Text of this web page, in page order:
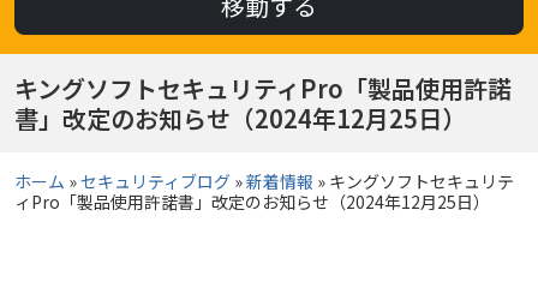
キングソフトセキュリティPro「製品使用許諾
書」改定のお知らせ（2024年12月25日）
ホーム »セキュリティブログ »新着情報 » キングソフトセキュリテ
ィPro「製品使用許諾書」改定のお知らせ（2024年12月25日）